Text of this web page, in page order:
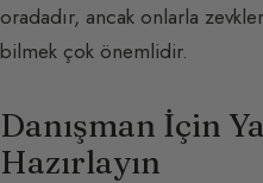
oradadır, ancak onlarla
bilmek çok önemlidir.
Danışman İçin
Hazırlayın